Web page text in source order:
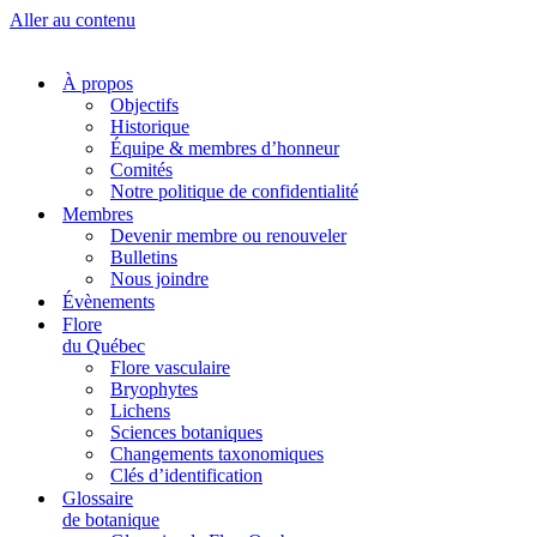
Aller au contenu
À propos
Objectifs
Historique
Équipe & membres d’honneur
Comités
Notre politique de confidentialité
Membres
Devenir membre ou renouveler
Bulletins
Nous joindre
Évènements
Flore
du Québec
Flore vasculaire
Bryophytes
Lichens
Sciences botaniques
Changements taxonomiques
Clés d’identification
Glossaire
de botanique